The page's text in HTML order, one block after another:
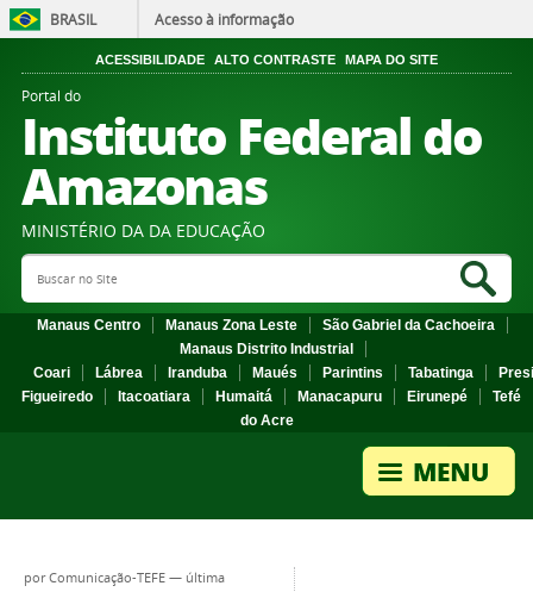
BRASIL Acesso à informação
ACESSIBILIDADE ALTO CONTRASTE MAPA DO SITE
Portal do
Instituto Federal do
Amazonas
MINISTÉRIO DA DA EDUCAÇÃO
Search Site
Manaus Centro Manaus Zona Leste
São Gabriel da Cachoeira
Manaus Distrito Industrial
Coari
Lábrea Iranduba Maués Parintins Tabatinga
Figueiredo
Itacoatiara Humaitá Manacapuru Eirunepé
Tefé
do Acre
porComunicação-TEFE — última